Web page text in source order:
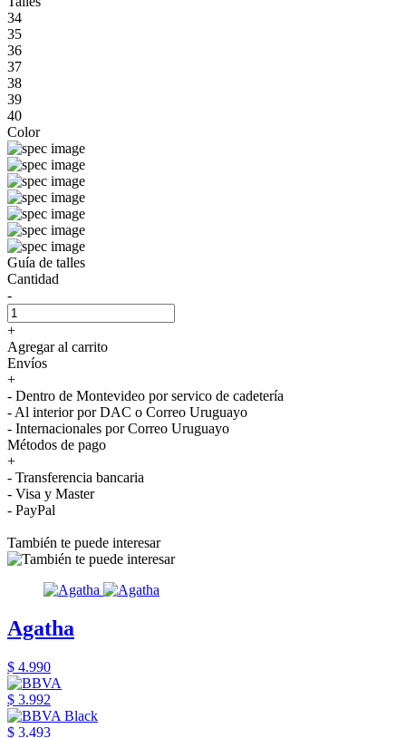
34
35
36
37
38
39
40
Color
Guía de talles
Cantidad
-
+
Agregar al carrito
Envíos
+
- Dentro de Montevideo por servico de cadetería
- Al interior por DAC o Correo Uruguayo
- Internacionales por Correo Uruguayo
Métodos de pago
+
- Transferencia bancaria
- Visa y Master
- PayPal
También te puede interesar
Agatha
$ 4.990
$ 3.992
$ 3.493